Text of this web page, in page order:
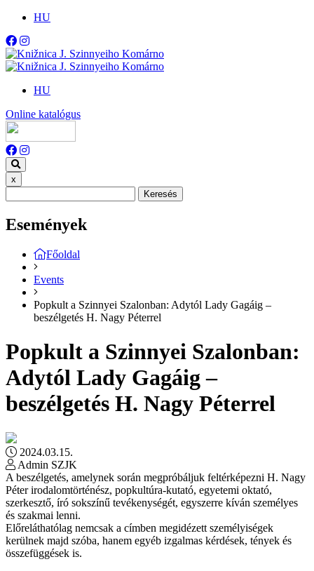
HU
HU
Online katalógus
x
Keresés
Események
Főoldal
Events
Popkult a Szinnyei Szalonban: Adytól Lady Gagáig –
beszélgetés H. Nagy Péterrel
Popkult a Szinnyei Szalonban:
Adytól Lady Gagáig –
beszélgetés H. Nagy Péterrel
2024.03.15.
Admin SZJK
A beszélgetés, amelynek során megpróbáljuk feltérképezni H. Nagy
Péter irodalomtörténész, popkultúra-kutató, egyetemi oktató,
szerkesztő, író sokszínű tevékenységét, egyszerre kíván személyes
és szakmai lenni.
Előreláthatólag nemcsak a címben megidézett személyiségek
kerülnek majd szóba, hanem egyéb izgalmas kérdések, tények és
összefüggések is.